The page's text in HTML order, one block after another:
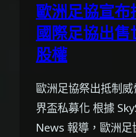
歐洲足協宣布
國際足協出售
股權
歐洲足協祭出抵制
界盃私募化 根據
News 報導，歐洲足